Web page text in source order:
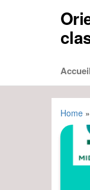
Accueil
Home »